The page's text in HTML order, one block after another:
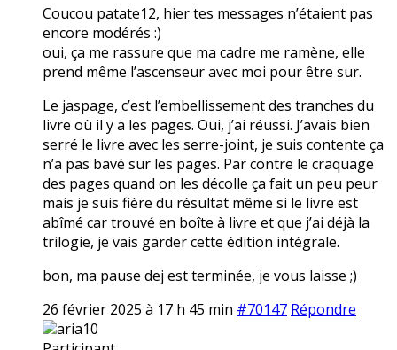
Coucou patate12, hier tes messages n’étaient pas
encore modérés :)
oui, ça me rassure que ma cadre me ramène, elle
prend même l’ascenseur avec moi pour être sur.
Le jaspage, c’est l’embellissement des tranches du
livre où il y a les pages. Oui, j’ai réussi. J’avais bien
serré le livre avec les serre-joint, je suis contente ça
n’a pas bavé sur les pages. Par contre le craquage
des pages quand on les décolle ça fait un peu peur
mais je suis fière du résultat même si le livre est
abîmé car trouvé en boîte à livre et que j’ai déjà la
trilogie, je vais garder cette édition intégrale.
bon, ma pause dej est terminée, je vous laisse ;)
26 février 2025 à 17 h 45 min #70147 Répondre
aria10